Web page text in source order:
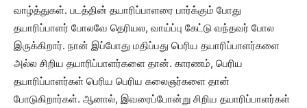
வாழ்த்துகள். படத்தின் தயாரிப்பாளரை பார்க்கும் போது
தயாரிப்பாளர் போலவே தெரியல, வாய்ப்பு கேட்டு வந்தவர் போல
இருக்கிறார். நான் இப்போது மதிப்பது பெரிய தயாரிப்பாளர்களை
அல்ல சிறிய தயாரிப்பாளர்களை தான். காரணம், பெரிய
தயாரிப்பாளர்கள் பெரிய பெரிய கலைஞர்களை தான்
போடுகிறார்கள். ஆனால், இவரைப்போன்று சிறிய தயாரிப்பாளர்கள்